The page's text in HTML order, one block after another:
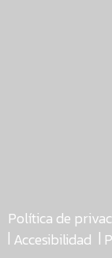
Política de
| Accesibilidad |